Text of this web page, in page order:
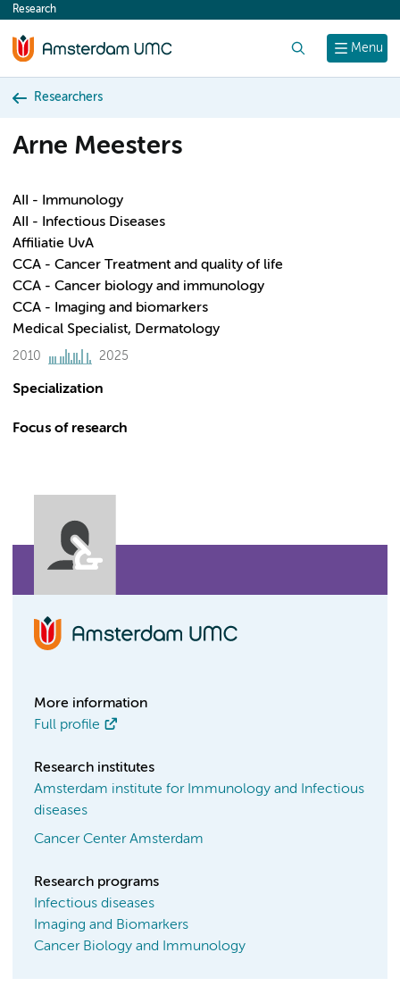
content
Menu
Research
Researchers
Arne Meesters
AII - Immunology
AII - Infectious Diseases
Affiliatie UvA
CCA - Cancer Treatment and quality of life
CCA - Cancer biology and immunology
CCA - Imaging and biomarkers
Medical Specialist, Dermatology
2010 2025
Specialization
Focus of research
More information
Full profile
Research institutes
Amsterdam institute for Immunology and Infectious
diseases
Cancer Center Amsterdam
Research programs
Infectious diseases
Imaging and Biomarkers
Cancer Biology and Immunology